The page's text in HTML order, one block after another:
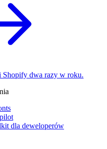
Shopify dwa razy w roku.
dla deweloperów